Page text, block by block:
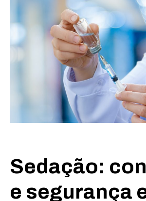
Sedação:
e segurança